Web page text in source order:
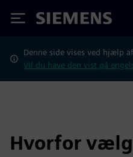
Siemens
Denne side vises ved hjælp
Vil du have den vist på
Hvorfor